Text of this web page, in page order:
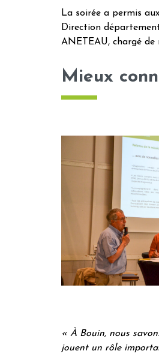
La soirée a permis
Direction
ANETEAU, chargé de
Mieux
« À Bouin, nous
jouent un rôle